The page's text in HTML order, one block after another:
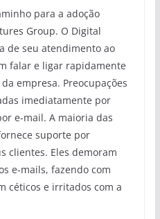
para a adoção
Group. O Digital
de seu atendimento ao
falar e ligar rapidamente
empresa. Preocupações
imediatamente por
e-mail. A maioria das
suporte por
clientes. Eles demoram
e-mails, fazendo com
céticos e irritados com a